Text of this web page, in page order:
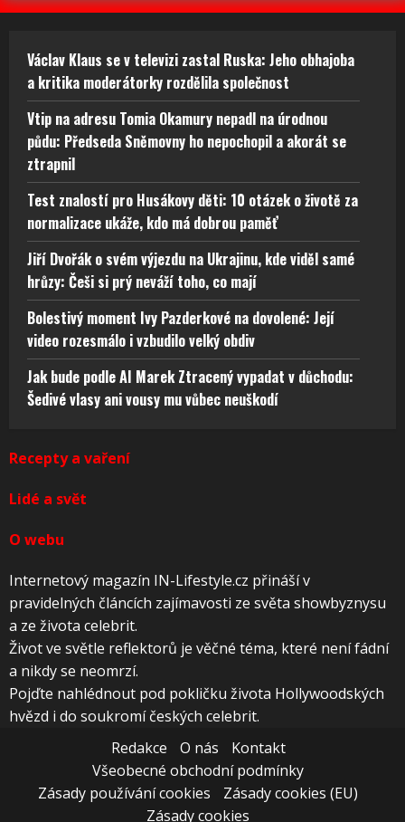
Václav Klaus se v televizi zastal Ruska: Jeho obhajoba
a kritika moderátorky rozdělila společnost
Vtip na adresu Tomia Okamury nepadl na úrodnou
půdu: Předseda Sněmovny ho nepochopil a akorát se
ztrapnil
Test znalostí pro Husákovy děti: 10 otázek o životě za
normalizace ukáže, kdo má dobrou paměť
Jiří Dvořák o svém výjezdu na Ukrajinu, kde viděl samé
hrůzy: Češi si prý neváží toho, co mají
Bolestivý moment Ivy Pazderkové na dovolené: Její
video rozesmálo i vzbudilo velký obdiv
Jak bude podle AI Marek Ztracený vypadat v důchodu:
Šedivé vlasy ani vousy mu vůbec neuškodí
Recepty a vaření
Lidé a svět
O webu
Internetový magazín IN-Lifestyle.cz přináší v
pravidelných článcích zajímavosti ze světa showbyznysu
a ze života celebrit.
Život ve světle reflektorů je věčné téma, které není fádní
a nikdy se neomrzí.
Pojďte nahlédnout pod pokličku života Hollywoodských
hvězd i do soukromí českých celebrit.
Redakce
O nás
Kontakt
Všeobecné obchodní podmínky
Zásady používání cookies
Zásady cookies (EU)
Zásady cookies